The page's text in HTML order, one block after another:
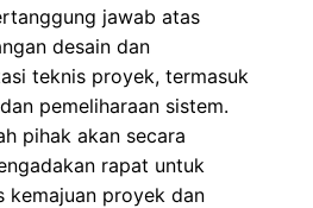
jawab atas
desain dan
teknis proyek, termasuk
pemeliharaan sistem.
pihak akan secara
rapat untuk
kemajuan proyek dan